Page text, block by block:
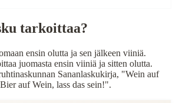
wisdom
tarkoittaa?
ensin olutta ja sen jälkeen viiniä.
juomasta ensin viiniä ja sitten olutta.
Sananlaskukirja, "Wein auf
auf Wein, lass das sein!".